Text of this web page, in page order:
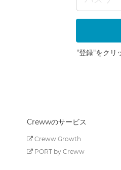
"登録"をクリ
Crewwのサービス
Creww Growth
PORT by Creww